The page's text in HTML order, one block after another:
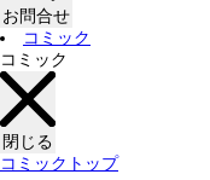
お問合せ
コミック
コミック
閉じる
コミックトップ